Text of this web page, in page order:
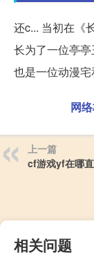
还c... 当初在《
长为了一位亭
也是一位动漫宅
网
上一篇
cf游戏yf在哪
相关问题